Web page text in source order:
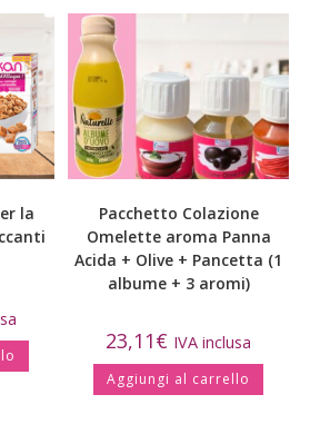
la
Pacchetto Colazione
Omelette aroma Panna
Acida + Olive + Pancetta (1
albume + 3 aromi)
23,11€ IVA inclusa
Aggiungi al carrello